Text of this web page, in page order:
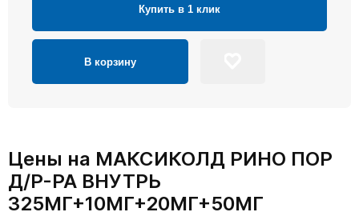
Купить в 1 клик
В корзину
Цены на МАКСИКОЛД РИНО ПОР
Д/Р-РА ВНУТРЬ
325МГ+10МГ+20МГ+50МГ